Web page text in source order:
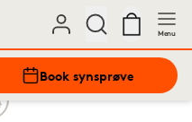
Menu
Book synsprøve